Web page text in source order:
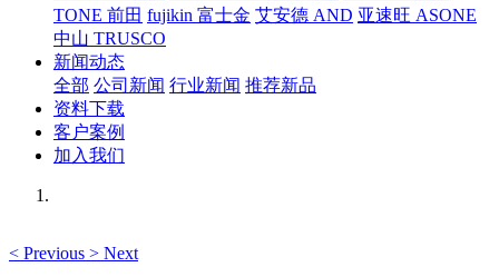
TONE 前田 fujikin 富士金 艾安德 AND 亚速旺 ASONE
中山 TRUSCO
新闻动态
全部 公司新闻 行业新闻 推荐新品
资料下载
客户案例
加入我们
< Previous > Next